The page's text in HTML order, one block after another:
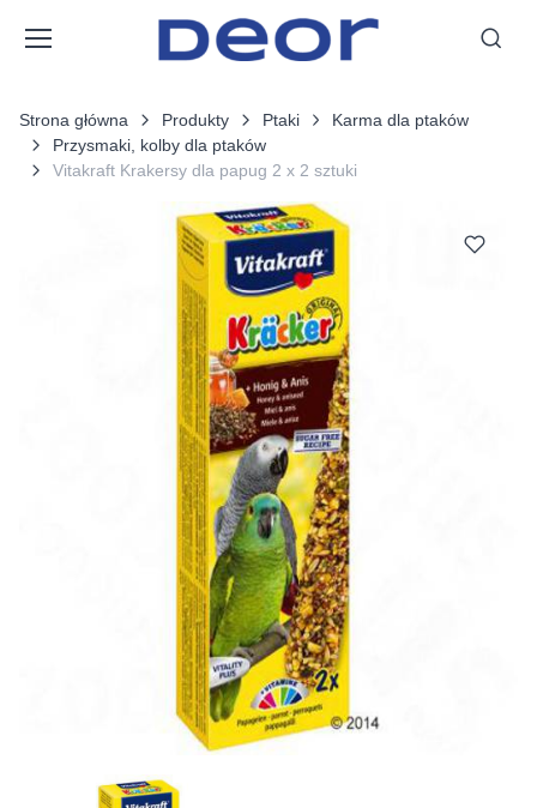
Strona główna Produkty Ptaki
Karma dla ptaków
Przysmaki, kolby dla ptaków
Vitakraft Krakersy dla papug 2 x 2 sztuki